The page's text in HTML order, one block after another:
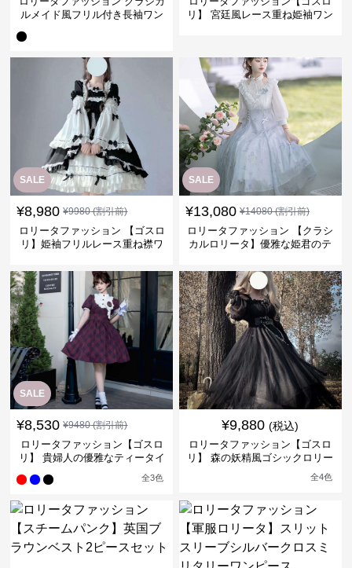
ルメイド風フリル付き長袖ワン
リ】 宮廷風レース重ね姫袖ワン
SALE
¥8,980 ¥9980(割引前)
ロリータファッション 【ゴスロ
リ】姫袖フリルレース重ね襟ワ
SALE
¥13,080 ¥14080(割引前)
ロリータファッション 【クラシ
カルロリータ】優雅な姫君のテ
SALE
¥8,530 ¥9480(割引前)
ロリータファッション【ゴスロ
リ】 貴婦人の優雅なティータイ
全3色
¥9,880 (税込)
ロリータファッション【ゴスロ
リ】 森の妖精風ゴシックロリー
全4色